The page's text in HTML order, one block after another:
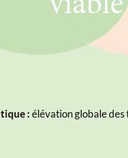
:élévation globale des